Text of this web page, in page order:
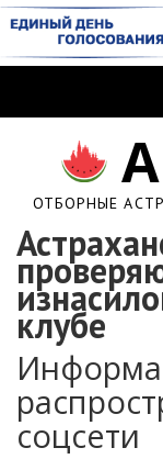
ОТБОРНЫЕ
клубе
соцсети